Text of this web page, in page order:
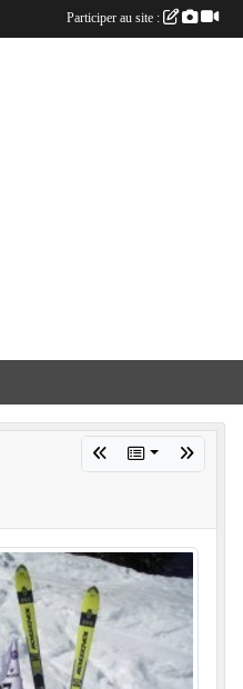
Participer au site :